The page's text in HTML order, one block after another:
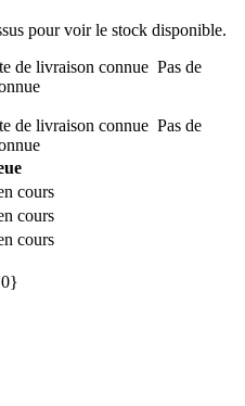
pour voir le stock disponible.
de livraison connue Pas de
de livraison connue Pas de
cours
cours
cours